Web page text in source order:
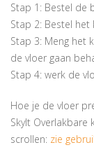
Stap 1: Bestel de
Stap 2: Bestel
Stap 3: Meng het
de vloer gaan
Stap 4: werk de
Hoe je de vloer
Skylt Overlakbare
scrollen: zie